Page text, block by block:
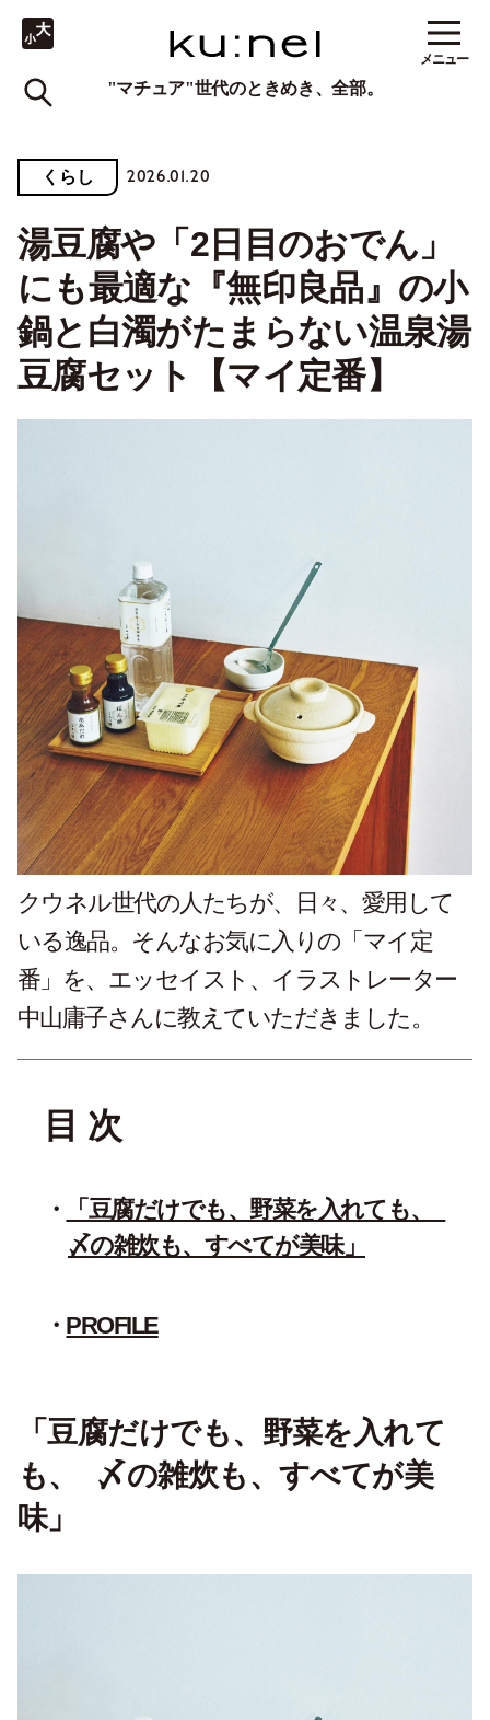
"マチュア"世代のときめき、全部。
メニュー
くらし 2026.01.20
湯豆腐や「2日目のおでん」
にも最適な『無印良品』の小
鍋と白濁がたまらない温泉湯
豆腐セット【マイ定番】
クウネル世代の人たちが、日々、愛用して
いる逸品。そんなお気に入りの「マイ定
番」を、エッセイスト、イラストレーター
中山庸子さんに教えていただきました。
目 次
「豆腐だけでも、野菜を入れても、
〆の雑炊も、すべてが美味」
PROFILE
「豆腐だけでも、野菜を入れて
も、 〆の雑炊も、すべてが美
味」